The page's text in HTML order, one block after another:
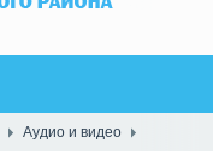
Аудио и видео